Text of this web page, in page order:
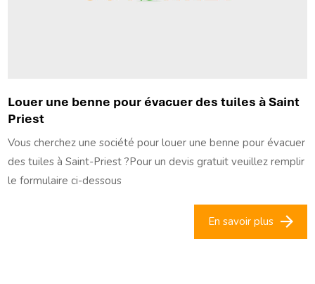
Louer une benne pour évacuer des tuiles à Saint
Priest
Vous cherchez une société pour louer une benne pour évacuer
des tuiles à Saint-Priest ?Pour un devis gratuit veuillez remplir
le formulaire ci-dessous
En savoir plus